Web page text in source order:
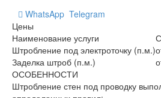
WhatsApp Telegram
Цены
Наименование услуги
Штробление под электроточку (п.м.)
Заделка штроб (п.м.)
ОСОБЕННОСТИ
Штробление стен под проводку